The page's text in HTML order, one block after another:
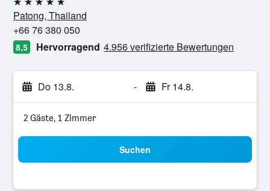
5 Sterne
Patong, Thailand
+66 76 380 050
8,5 Hervorragend 4.956 verifizierte Bewertungen
Do 13.8. - Fr 14.8.
2 Gäste, 1 Zimmer
Suchen